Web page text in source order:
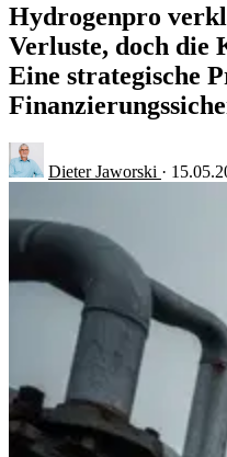
Hydrogenpro
Verluste, doch die
Eine strategische
Dieter Jaworski ·